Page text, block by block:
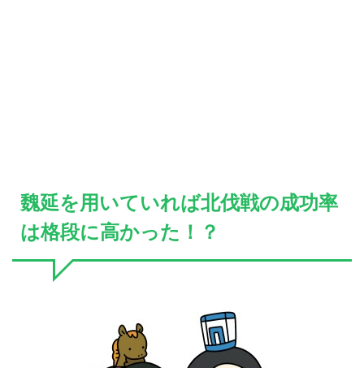
魏延を用いていれば北伐戦の成功率
は格段に高かった！？